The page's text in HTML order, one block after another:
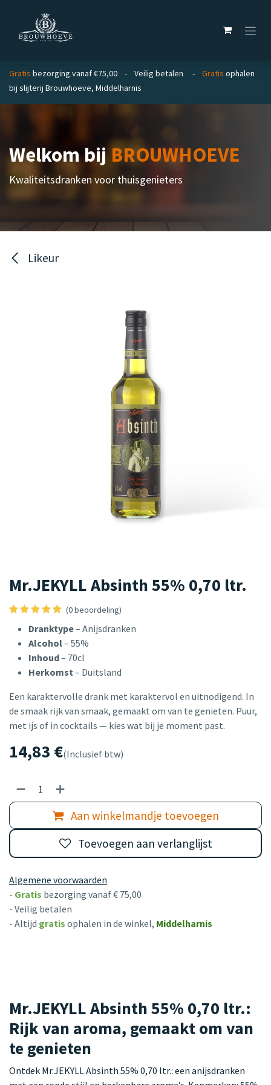
Gratis bezorging vanaf €75,00 - Veilig betalen - Gratis ophalen
bij slijterij Brouwhoeve, Middelharnis
Welkom bijBROUWHOEVE
Kwaliteitsdranken voor thuisgenieters
Likeur
Mr.JEKYLL Absinth 55% 0,70 ltr.
(0 beoordeling)
Dranktype– Anijsdranken
Alcohol– 55%
Inhoud– 70cl
Herkomst– Duitsland
Een karaktervolle drank met karaktervol en uitnodigend. In
de smaak rijk van smaak, gemaakt om van te genieten. Puur,
met ijs of in cocktails — kies wat bij je moment past.
14,83 €(Inclusief btw)
Aan winkelmandje toevoegen
Toevoegen aan verlanglijst
Algemene voorwaarden
- Gratis bezorging vanaf € 75,00
- Veilig betalen
- Altijd gratis ophalen in de winkel, Middelharnis
Mr.JEKYLL Absinth 55% 0,70 ltr.:
Rijk van aroma, gemaakt om van
te genieten
Ontdek Mr.JEKYLL Absinth 55% 0,70 ltr.: een anijsdranken